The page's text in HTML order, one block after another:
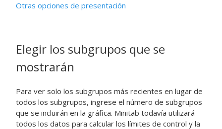
Otras opciones de presentación
Elegir los subgrupos que se
mostrarán
Para ver solo los subgrupos más recientes en lugar de
todos los subgrupos, ingrese el número de subgrupos
que se incluirán en la gráfica. Minitab todavía utilizará
todos los datos para calcular los límites de control y la